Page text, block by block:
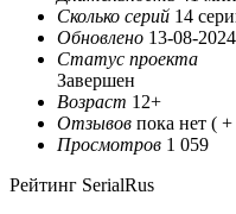
Сколько серий 14
Обновлено 13-08-
Статус проекта
Завершен
Возраст 12+
Отзывов пока нет ( +
Просмотров 1 059
Рейтинг SerialRus